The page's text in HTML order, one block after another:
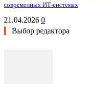
современных ИТ-системах
21.04.2026 0
Выбор редактора